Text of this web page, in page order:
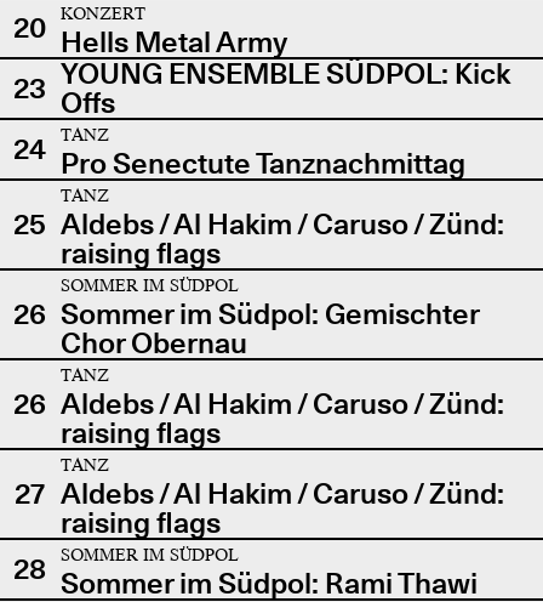
20
KONZERT
Hells Metal Army
23 YOUNG ENSEMBLE SÜDPOL: Kick
Offs
24
TANZ
Pro Senectute Tanznachmittag
25
TANZ
Aldebs / Al Hakim / Caruso / Zünd:
raising flags
26
SOMMER IM SÜDPOL
Sommer im Südpol: Gemischter
Chor Obernau
26
TANZ
Aldebs / Al Hakim / Caruso / Zünd:
raising flags
27
TANZ
Aldebs / Al Hakim / Caruso / Zünd:
raising flags
28
SOMMER IM SÜDPOL
Sommer im Südpol: Rami Thawi